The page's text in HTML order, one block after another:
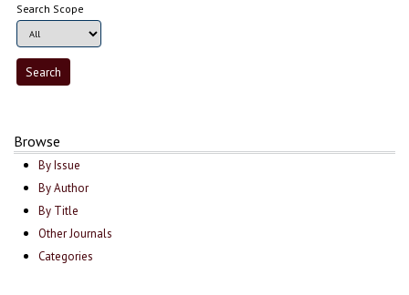
Search Scope
Browse
By Issue
By Author
By Title
Other Journals
Categories